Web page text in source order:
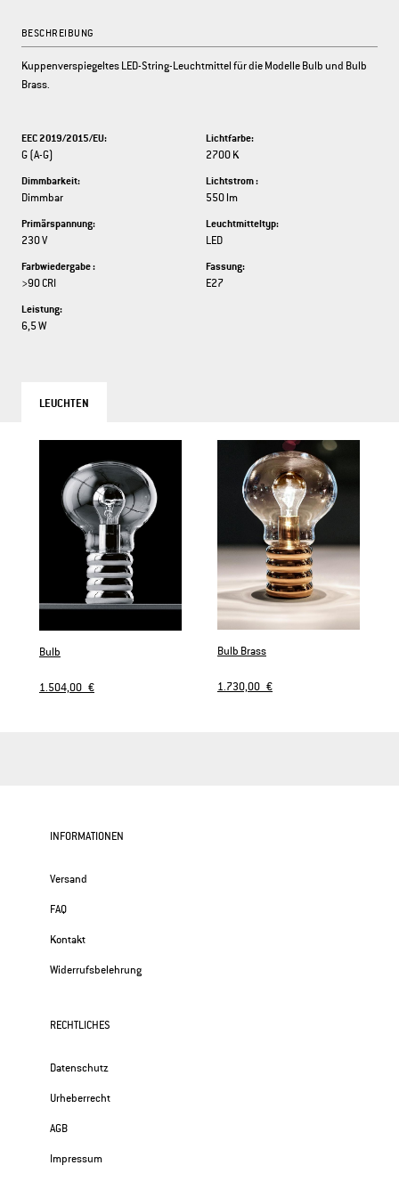
EEC 2019/2015/EU:
G (A-G)
Dimmbarkeit:
Dimmbar
Primärspannung:
230 V
Farbwiedergabe :
>90 CRI
Leistung:
6,5 W
Lichtfarbe:
2700 K
Lichtstrom :
550 lm
Leuchtmitteltyp:
LED
Fassung:
E27
BESCHREIBUNG
Kuppenverspiegeltes LED-String-Leuchtmittel für die Modelle Bulb und Bulb
Brass.
LEUCHTEN
Bulb
1.504,00 €
Bulb Brass
1.730,00 €
INFORMATIONEN
Versand
FAQ
Kontakt
Widerrufsbelehrung
RECHTLICHES
Datenschutz
Urheberrecht
AGB
Impressum